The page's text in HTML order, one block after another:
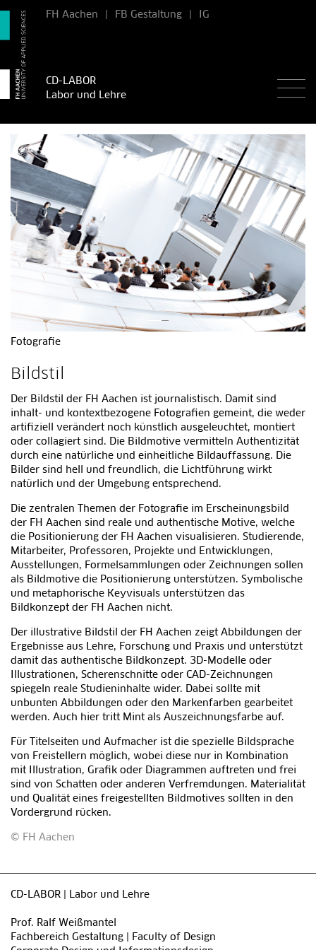
FH Aachen FB Gestaltung IG
CD-LABOR
Labor und Lehre
Fotografie
Bildstil
Der Bildstil der FH Aachen ist journalistisch. Damit sind
inhalt- und kontextbezogene Fotografien gemeint, die weder
artifiziell verändert noch künstlich ausgeleuchtet, montiert
oder collagiert sind. Die Bildmotive vermitteln Authentizität
durch eine natürliche und einheitliche Bildauffassung. Die
Bilder sind hell und freundlich, die Lichtführung wirkt
natürlich und der Umgebung entsprechend.
Die zentralen Themen der Fotografie im Erscheinungsbild
der FH Aachen sind reale und authentische Motive, welche
die Positionierung der FH Aachen visualisieren. Studierende,
Mitarbeiter, Professoren, Projekte und Entwicklungen,
Ausstellungen, Formelsammlungen oder Zeichnungen sollen
als Bildmotive die Positionierung unterstützen. Symbolische
und metaphorische Keyvisuals unterstützen das
Bildkonzept der FH Aachen nicht.
Der illustrative Bildstil der FH Aachen zeigt Abbildungen der
Ergebnisse aus Lehre, Forschung und Praxis und unterstützt
damit das authentische Bildkonzept. 3D-Modelle oder
Illustrationen, Scherenschnitte oder CAD-Zeichnungen
spiegeln reale Studieninhalte wider. Dabei sollte mit
unbunten Abbildungen oder den Markenfarben gearbeitet
werden. Auch hier tritt Mint als Auszeichnungsfarbe auf.
Für Titelseiten und Aufmacher ist die spezielle Bildsprache
von Freistellern möglich, wobei diese nur in Kombination
mit Illustration, Grafik oder Diagrammen auftreten und frei
sind von Schatten oder anderen Verfremdungen. Materialität
und Qualität eines freigestellten Bildmotives sollten in den
Vordergrund rücken.
© FH Aachen
CD-LABOR | Labor und Lehre
Prof. Ralf Weißmantel
Fachbereich Gestaltung | Faculty of Design